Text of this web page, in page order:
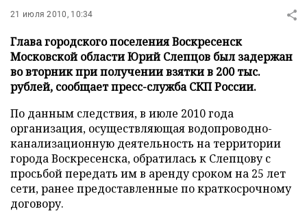
21 июля 2010, 10:34
Глава городского поселения Воскресенск
Московской области Юрий Слепцов был задержан
во вторник при получении взятки в 200 тыс.
рублей, сообщает пресс-служба СКП России.
По данным следствия, в июле 2010 года
организация, осуществляющая водопроводно-
канализационную деятельность на территории
города Воскресенска, обратилась к Слепцову с
просьбой передать им в аренду сроком на 25 лет
сети, ранее предоставленные по краткосрочному
договору.